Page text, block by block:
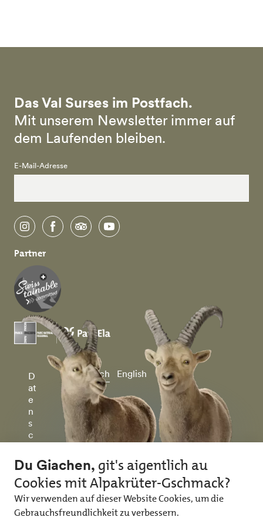
Das Val Surses im Postfach.
Mit unserem Newsletter immer auf
dem Laufenden bleiben.
E-Mail-Adresse
instagramfacebooktripadvisoryoutube
Partner
D
at
e
n
s
c
tz
&
m
p
Deutsch English